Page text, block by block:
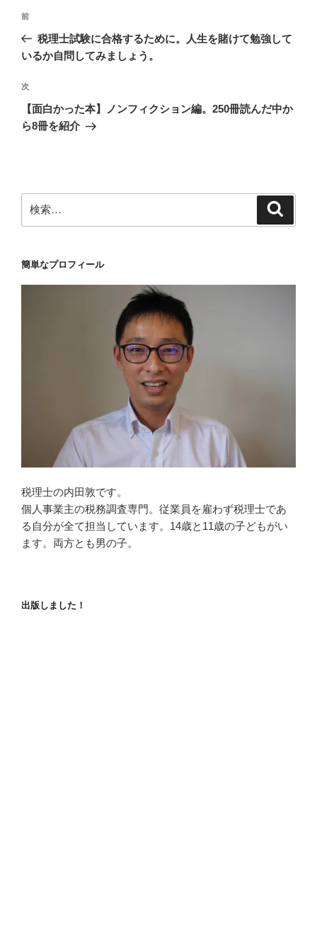
投
ナ
ゲ
ー
シ
前
の
投
前
税理士試験に合格するために。人生を賭けて勉強して
いるか自問してみましょう。
次
の
投
次
【面白かった本】ノンフィクション編。250冊読んだ中か
ら8冊を紹介
索:
簡単なプロフィール
税理士の内田敦です。
個人事業主の税務調査専門。従業員を雇わず税理士であ
る自分が全て担当しています。14歳と11歳の子どもがい
ます。両方とも男の子。
出版しました！